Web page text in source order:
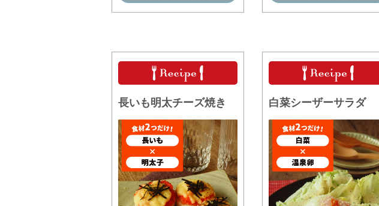
長いも明太チーズ焼き 白菜シーザーサラダ